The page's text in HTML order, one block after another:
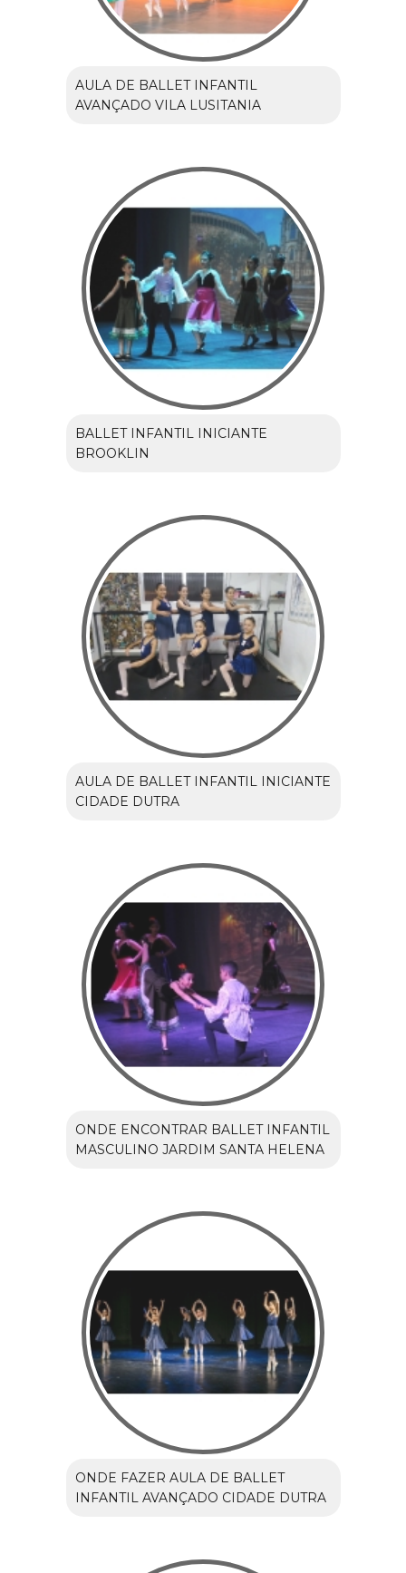
AULA DE BALLET INFANTIL
AVANÇADO VILA LUSITANIA
BALLET INFANTIL INICIANTE
BROOKLIN
AULA DE BALLET INFANTIL INICIANTE
CIDADE DUTRA
ONDE ENCONTRAR BALLET INFANTIL
MASCULINO JARDIM SANTA HELENA
ONDE FAZER AULA DE BALLET
INFANTIL AVANÇADO CIDADE DUTRA